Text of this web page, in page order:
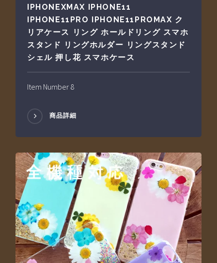
IPHONEXMAX IPHONE11
IPHONE11PRO IPHONE11PROMAX ク
リアケース リング ホールドリング スマホ
スタンド リングホルダー リングスタンド
シェル 押し花 スマホケース
Item Number 8
商品詳細